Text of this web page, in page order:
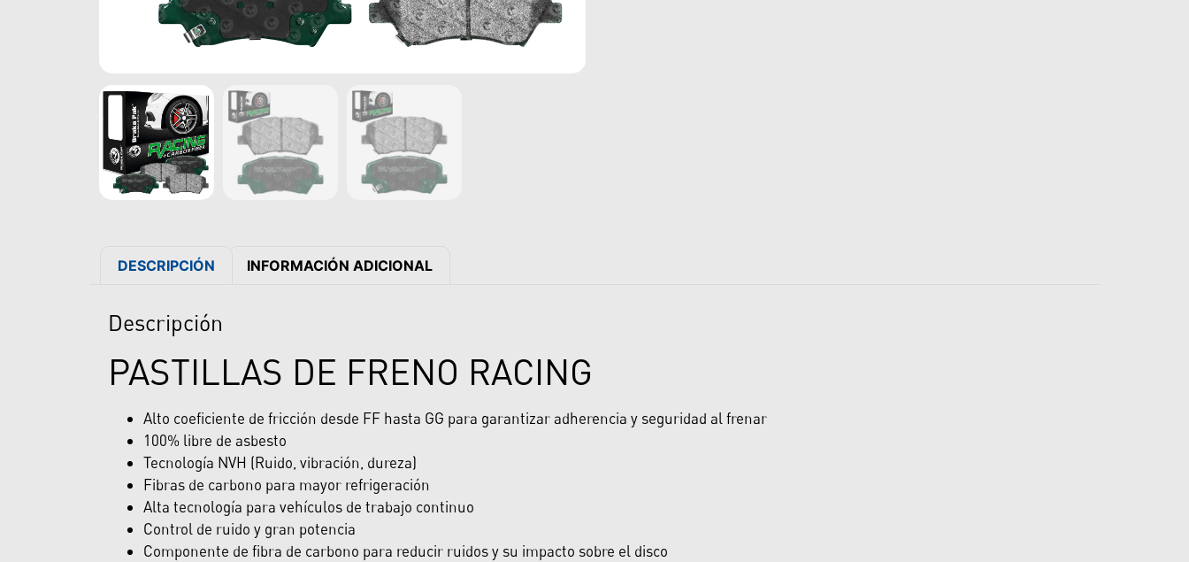
DESCRIPCIÓN INFORMACIÓN ADICIONAL
Descripción
PASTILLAS DE FRENO RACING
Alto coeficiente de fricción desde FF hasta GG para garantizar adherencia y seguridad al frenar
100% libre de asbesto
Tecnología NVH (Ruido, vibración, dureza)
Fibras de carbono para mayor refrigeración
Alta tecnología para vehículos de trabajo continuo
Control de ruido y gran potencia
Componente de fibra de carbono para reducir ruidos y su impacto sobre el disco